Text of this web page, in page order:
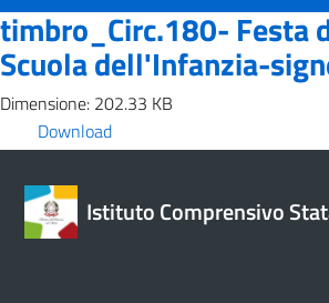
timbro_Circ.180- Festa
Scuola dell'Infanzia-
Dimensione: 202.33 KB
Download
Istituto Comprensivo